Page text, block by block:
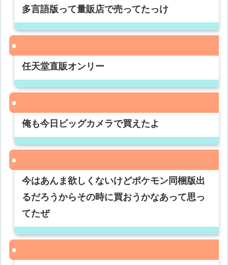
多言語版って量販店で売ってたっけ
任天堂直販オンリー
俺も今日ビッグカメラで買えたよ
今はあんま欲しくないけどポケモン同梱版出
るだろうからその時に買おうかなあって思っ
てたぜ